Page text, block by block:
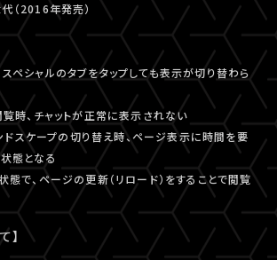
（2016年発売）
ペシャルのタブをタップしても表示が切り替わら
覧時、チャットが正常に表示されない
ドスケープの切り替え時、ページ表示に時間を要
態となる
で、ページの更新（リロード）をすることで閲覧
】